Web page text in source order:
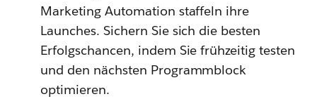
Marketing Automation staffeln ihre
Launches. Sichern Sie sich die besten
Erfolgschancen, indem Sie frühzeitig testen
und den nächsten Programmblock
optimieren.